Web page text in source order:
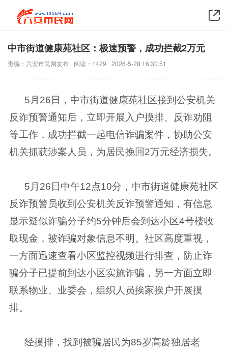
中市街道健康苑社区：极速预警，成功拦截2万元
责编：六安市民网发布 阅读：1429 2026-5-28 16:30:51
5月26日，中市街道健康苑社区接到公安机关
反诈预警通知后，立即开展入户摸排、反诈劝阻
等工作，成功拦截一起电信诈骗案件，协助公安
机关抓获涉案人员，为居民挽回2万元经济损失。
5月26日中午12点10分，中市街道健康苑社区
反诈预警员收到公安机关反诈预警通知，有信息
显示疑似诈骗分子约5分钟后会到达小区4号楼收
取现金，被诈骗对象信息不明。社区高度重视，
一方面迅速查看小区监控视频进行排查，防止诈
骗分子已提前到达小区实施诈骗，另一方面立即
联系物业、业委会，组织人员挨家挨户开展摸
排。
经摸排，找到被骗居民为85岁高龄独居老